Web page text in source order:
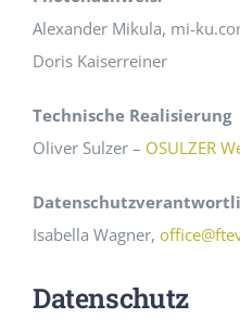
Alexander Mikula, mi-
Doris Kaiserreiner
Technische Realisierung
Oliver Sulzer – OSULZER
Isabella Wagner,
Datenschutz